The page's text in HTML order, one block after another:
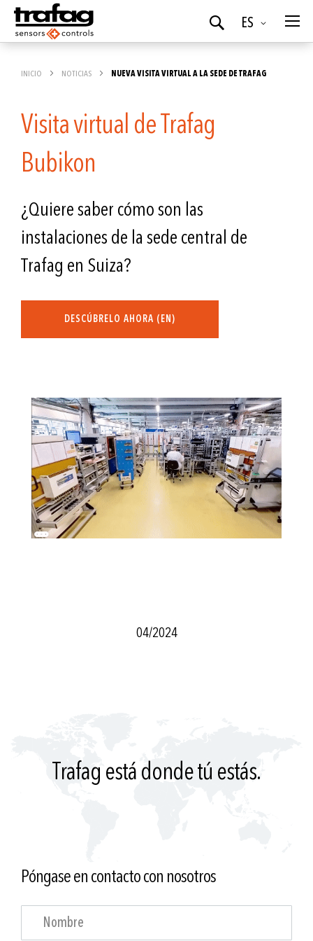
Idioma
ES
Buscar
INICIO NOTICIAS NUEVA VISITA VIRTUAL A LA SEDE DE TRAFAG
Visita virtual de Trafag
Bubikon
¿Quiere saber cómo son las
instalaciones de la sede central de
Trafag en Suiza?
DESCÚBRELO AHORA (EN)
04/2024
Trafag está donde tú estás.
Póngase en contacto con nosotros